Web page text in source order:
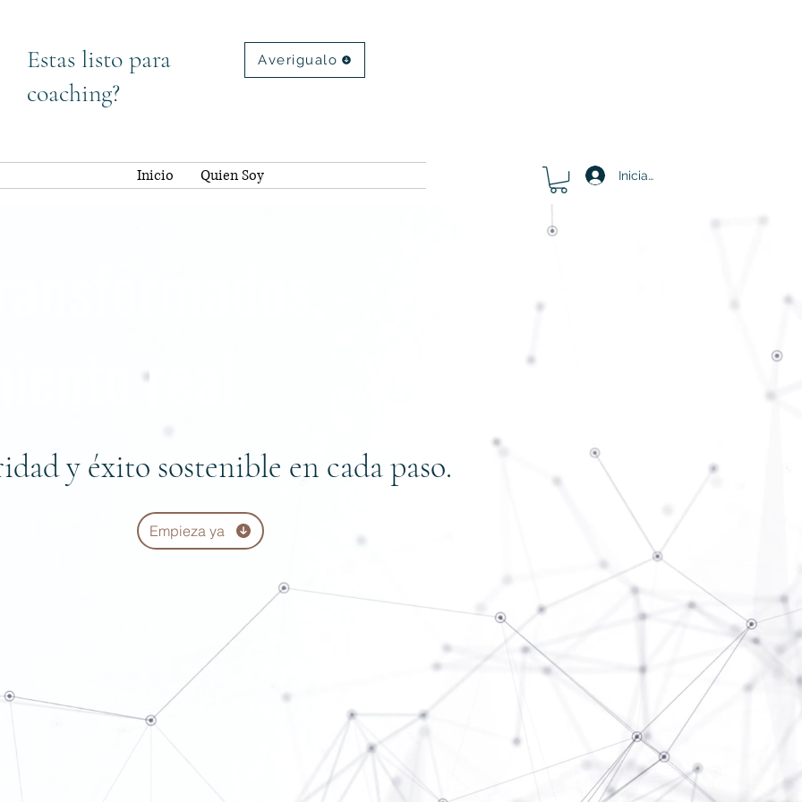
Estas listo para
coaching?
Averigualo
Inicio Quien Soy Iniciar sesión
real.
y éxito sostenible en cada paso.
Empieza ya